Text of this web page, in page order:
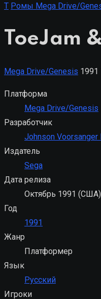
T Ромы Mega Drive/
ToeJam
Mega Drive/Genesis 1991
Платформа
Mega Drive/Genesis
Разработчик
Johnson Voorsanger
Издатель
Sega
Дата релиза
Октябрь 1991
Год
1991
Жанр
Платформер
Язык
Русский
Игроки